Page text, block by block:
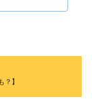
？】